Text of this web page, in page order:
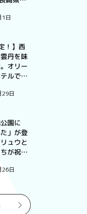
日
！】西
丹を味
オリー
ルで過
夜。
日
園に
た」が登
ュウと
が祝っ
日